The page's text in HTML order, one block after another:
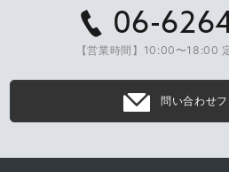
06-
【営業時間】10:00〜18:00
問い合わせ